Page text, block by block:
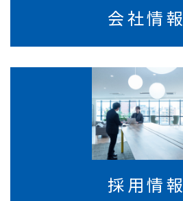
会社情報
採用情報